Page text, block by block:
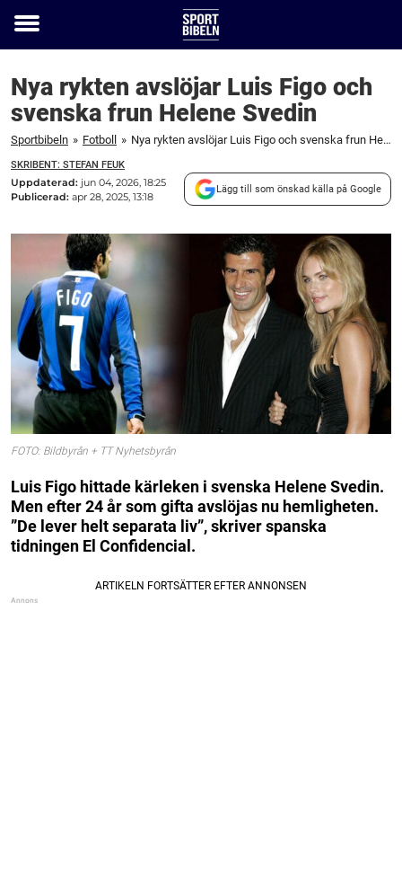
Toggle
Nya rykten avslöjar Luis Figo och
svenska frun Helene Svedin
Sportbibeln » Fotboll » Nya rykten avslöjar Luis Figo och svenska frun Helene Svedin
SKRIBENT: STEFAN FEUK
Uppdaterad: jun 04, 2026, 18:25
Publicerad: apr 28, 2025, 13:18
Lägg till som önskad källa på Google
FOTO: Bildbyrån + TT Nyhetsbyrån
Luis Figo hittade kärleken i svenska Helene Svedin.
Men efter 24 år som gifta avslöjas nu hemligheten.
”De lever helt separata liv”, skriver spanska
tidningen El Confidencial.